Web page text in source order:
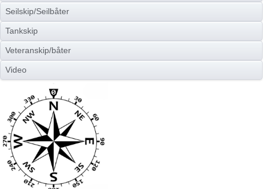
Seilskip/Seilbåter
Tankskip
Veteranskip/båter
Video